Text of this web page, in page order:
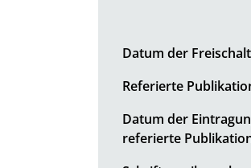
Datum der
Referierte
Datum der
referierte